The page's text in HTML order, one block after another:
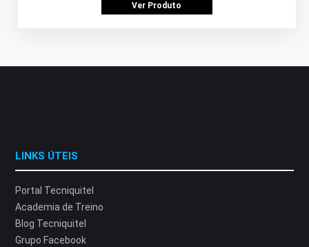
Ver Produto
LINKS ÚTEIS
Portal Tecniquitel
Academia de Treino
Blog Tecniquitel
Grupo Facebook